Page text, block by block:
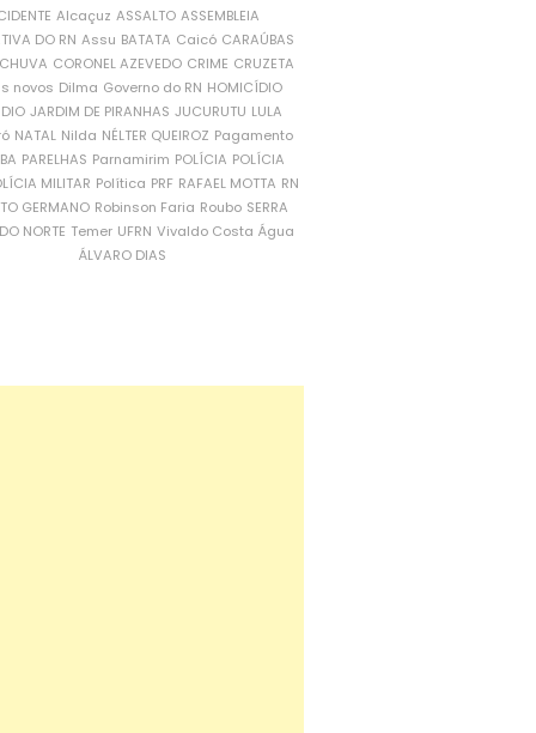
Alcaçuz ASSALTO ASSEMBLEIA
DO RN Assu BATATA Caicó CARAÚBAS
CORONEL AZEVEDO CRIME CRUZETA
novos Dilma Governo do RN HOMICÍDIO
JARDIM DE PIRANHAS JUCURUTU LULA
NATAL Nilda NÉLTER QUEIROZ Pagamento
PARELHAS Parnamirim POLÍCIA POLÍCIA
MILITAR Política PRF RAFAEL MOTTA RN
GERMANO Robinson Faria Roubo SERRA
NORTE Temer UFRN Vivaldo Costa Água
ÁLVARO DIAS